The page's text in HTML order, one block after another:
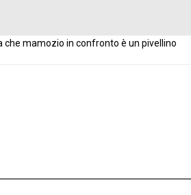
mamozio in confronto è un pivellino